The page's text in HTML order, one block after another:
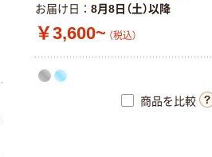
お届け日 8月8日（土）以降
￥3,600~ （税込）
商品を比較